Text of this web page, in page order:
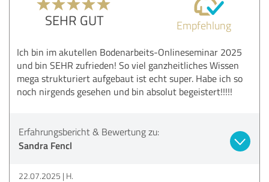
SEHR GUT Empfehlung
Ich bin im akutellen Bodenarbeits-Onlineseminar 2025
und bin SEHR zufrieden! So viel ganzheitliches Wissen
mega strukturiert aufgebaut ist echt super. Habe ich so
noch nirgends gesehen und bin absolut begeistert!!!!!
Erfahrungsbericht & Bewertung zu:
Sandra Fencl
22.07.2025 H.